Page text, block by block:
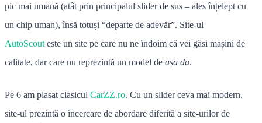
pic mai umană (atât prin principalul slider de sus – ales înțelept cu
un chip uman), însă totuși “departe de adevăr”. Site-ul
AutoScout este un site pe care nu ne îndoim că vei găsi mașini de
calitate, dar care nu reprezintă un model de așa da.
Pe 6 am plasat clasicul CarZZ.ro. Cu un slider ceva mai modern,
site-ul prezintă o încercare de abordare diferită a site-urilor de